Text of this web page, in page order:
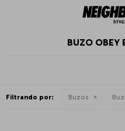
BUZO OBEY
Filtrando por: Buzos